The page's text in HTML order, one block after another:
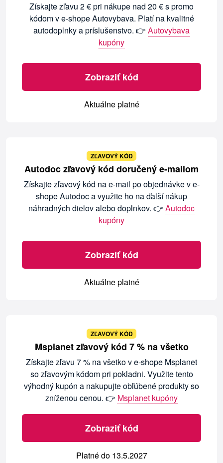
Získajte zľavu 2 € pri nákupe nad 20 € s promo
kódom v e-shope Autovybava. Platí na kvalitné
autodoplnky a príslušenstvo. 👉 Autovybava
kupóny
Zobraziť kód
Aktuálne platné
ZĽAVOVÝ KÓD
Autodoc zľavový kód doručený e-mailom
Získajte zľavový kód na e-mail po objednávke v e-
shope Autodoc a využite ho na ďalší nákup
náhradných dielov alebo doplnkov. 👉 Autodoc
kupóny
Zobraziť kód
Aktuálne platné
ZĽAVOVÝ KÓD
Msplanet zľavový kód 7 % na všetko
Získajte zľavu 7 % na všetko v e-shope Msplanet
so zľavovým kódom pri pokladni. Využite tento
výhodný kupón a nakupujte obľúbené produkty so
zníženou cenou. 👉 Msplanet kupóny
Zobraziť kód
Platné do 13.5.2027